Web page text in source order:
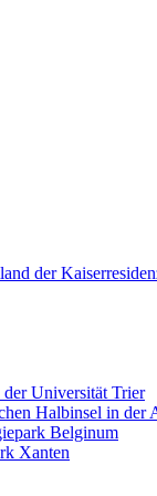
der
Universität Trier
Halbinsel in der
Belginum
Xanten